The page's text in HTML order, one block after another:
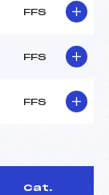
FFS
FFS
FFS
Cat.